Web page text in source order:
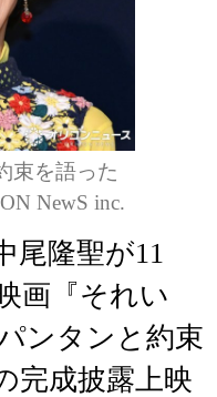
束を語った
NewS inc.
尾隆聖が11
画『それい
ンタンと約束
完成披露上映